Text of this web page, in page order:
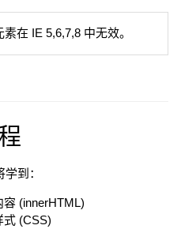
在 IE 5,6,7,8 中无效。
到：
(innerHTML)
式 (CSS)